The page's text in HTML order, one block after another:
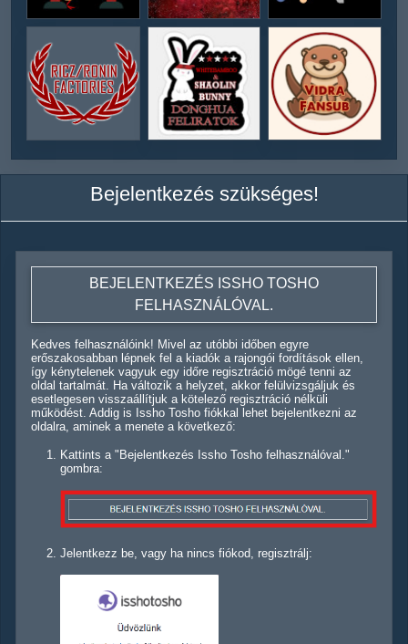
Bejelentkezés szükséges!
BEJELENTKEZÉS ISSHO TOSHO
FELHASZNÁLÓVAL.
Kedves felhasználóink! Mivel az utóbbi időben egyre
erőszakosabban lépnek fel a kiadók a rajongói fordítások ellen,
így kénytelenek vagyuk egy időre regisztráció mögé tenni az
oldal tartalmát. Ha változik a helyzet, akkor felülvizsgáljuk és
esetlegesen visszaállítjuk a kötelező regisztráció nélküli
működést. Addig is Issho Tosho fiókkal lehet bejelentkezni az
oldalra, aminek a menete a következő:
Kattints a "Bejelentkezés Issho Tosho felhasználóval."
gombra:
Jelentkezz be, vagy ha nincs fiókod, regisztrálj: